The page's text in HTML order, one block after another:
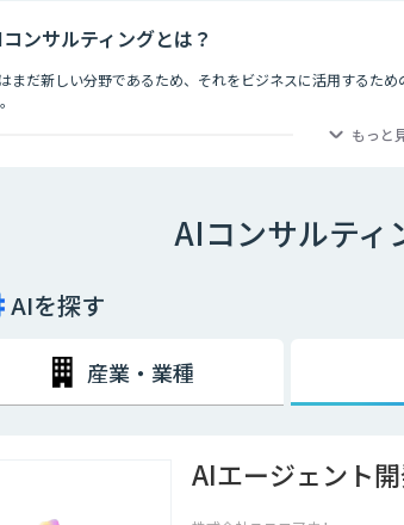
ンサルティングとは？
まだ新しい分野であるため、それをビジネスに活用するた
もっと
AIコンサルティ
AIを探す
産業・業種
AIエージェント